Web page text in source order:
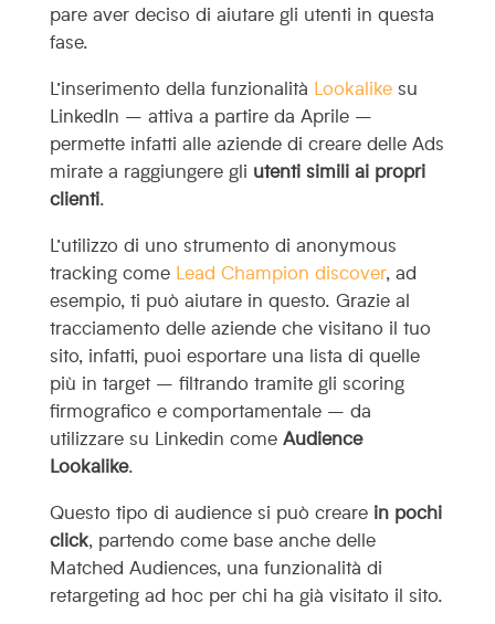
pare aver deciso di aiutare gli utenti in questa
fase.
L’inserimento della funzionalità Lookalikesu
LinkedIn – attiva a partire da Aprile –
permette infatti alle aziende di creare delle Ads
mirate a raggiungere gli utenti simili ai propri
clienti.
L’utilizzo di uno strumento di anonymous
tracking come Lead Champion discover, ad
esempio, ti può aiutare in questo. Grazie al
tracciamento delle aziende che visitano il tuo
sito, infatti, puoi esportare una lista di quelle
più in target – filtrando tramite gli scoring
firmografico e comportamentale – da
utilizzare su Linkedin comeAudience
Lookalike.
Questo tipo di audience si può creare in pochi
click, partendo come base anche delle
Matched Audiences, una funzionalità di
retargeting ad hoc per chi ha già visitato il sito.